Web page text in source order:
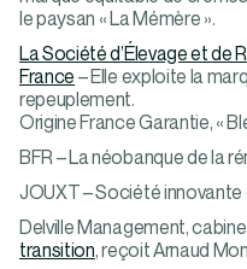
le paysan « La Mémère ».
La Société d’Élevage et de
France – Elle exploite la
repeuplement.
Origine France Garantie, «
BFR – La néobanque de la
JOUXT – Société
Delville Management,
transition, reçoit Arnaud